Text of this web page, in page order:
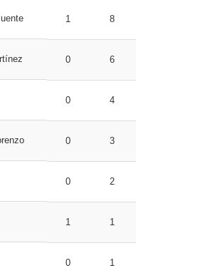
1 8
0 6
0 4
0 3
0 2
1 1
0 1